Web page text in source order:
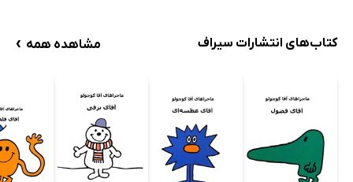
کتاب‌های انتشارات سیراف مشاهده همه ›